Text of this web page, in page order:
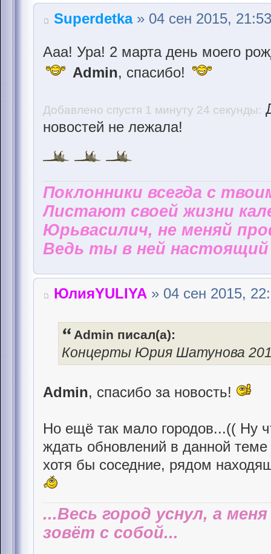
Superdetka» 04 сен 2015, 21:53
Ааа! Ура! 2 марта день моего
Admin, спасибо!
Добавлено спустя 1 минуту 24 секунды:
новостей не лежала!
Поклонники всегда с
Листают своей жизни
Юрьвасилич, не меняй
Ведь ты в ней настоящий
ЮлияYULIYA » 04 сен 2015,
Admin писал(а):
Концерты Юрия Шатунова
Admin, спасибо за новость!
Но ещё так мало городов...(( Ну
ждать обновлений в данной
хотя бы соседние, рядом
...Весь город уснул, а
зовёт с собой...